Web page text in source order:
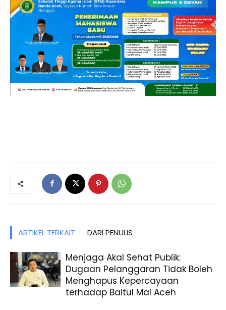
ARTIKEL TERKAIT DARI PENULIS
Menjaga Akal Sehat Publik:
Dugaan Pelanggaran Tidak Boleh
Menghapus Kepercayaan
terhadap Baitul Mal Aceh